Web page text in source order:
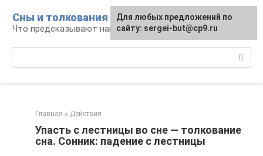
контенту
Сны и толкования
Что предсказывают нам наши сны
Главная » Действия
Упасть с лестницы во сне — толкование
сна. Сонник: падение с лестницы
Для любых предложений по
сайту: sergei-but@cp9.ru